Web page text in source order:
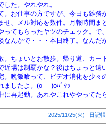
した。やれやれ。
。お仕事の方ですが、今日も雑務
せ、メル対応を数件。月報時間ま
ってもらったヤツのチェック。で
なんかで・・・本日終了。なんだ
。ちょいとお散歩。帰り道、カー
近場は制覇かな？後はちょっと遠
。晩飯喰って、ビデオ消化を少々
ましたよ。(o_ _)oﾊﾞﾀｯ
に再起動。あれやこれややってた
2025/11/25(火) 日記帳